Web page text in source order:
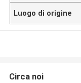
Luogo di origine
Circa noi